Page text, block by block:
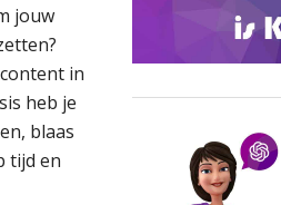
jouw
in
heb je
blaas
tijd en